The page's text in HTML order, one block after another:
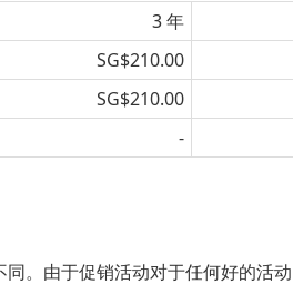
3 年
SG$210.00
SG$210.00
-
。由于促销活动对于任何好的活动